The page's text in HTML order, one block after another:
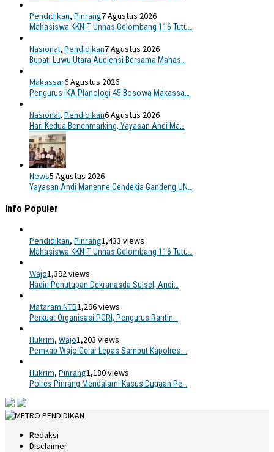
Pendidikan, Pinrang7 Agustus 2026
Mahasiswa KKN-T Unhas Gelombang 116 Tutu…
Nasional, Pendidikan7 Agustus 2026
Bupati Luwu Utara Audiensi Bersama Mahas…
Makassar6 Agustus 2026
Pengurus IKA Planologi 45 Bosowa Makassa…
Nasional, Pendidikan6 Agustus 2026
Hari Kedua Benchmarking, Yayasan Andi Ma…
News5 Agustus 2026
Yayasan Andi Manenne Cendekia Gandeng UN…
Info Populer
Pendidikan, Pinrang1,433 views
Mahasiswa KKN-T Unhas Gelombang 116 Tutu…
Wajo1,392 views
Hadiri Penutupan Dekranasda Sulsel, Andi…
Mataram NTB1,296 views
Perkuat Organisasi PGRI, Pengurus Rantin…
Hukrim, Wajo1,203 views
Pemkab Wajo Gelar Lepas Sambut Kapolres …
Hukrim, Pinrang1,180 views
Polres Pinrang Mendalami Kasus Dugaan Pe…
Redaksi
Disclaimer